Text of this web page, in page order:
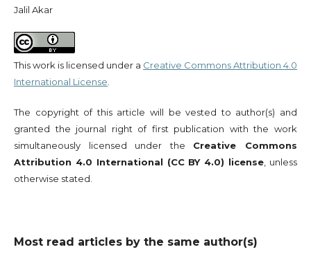
Jalil Akar
This work is licensed under a Creative Commons Attribution 4.0
International License
The copyright of this article will be vested to author(s) and
granted the journal right of first publication with the work
simultaneously licensed under the Creative Commons
Attribution 4.0 International (CC BY 4.0) license , unless
otherwise stated.
Most read articles by the same author(s)